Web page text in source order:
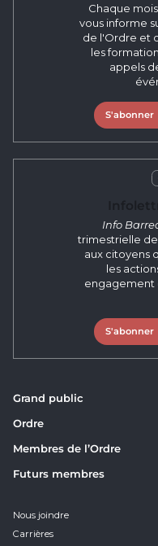
Chaque mois,
vous informe
de l'Ordre et
les
appels
S'abonner
Info
trimestrielle
aux citoyens
les
engagement
S'abonner
Grand public
Ordre
Membres de l’Ordre
Futurs membres
Nous joindre
Carrières